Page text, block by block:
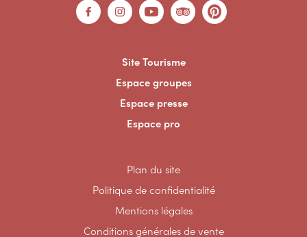
Site Tourisme
Espace groupes
Espace presse
Espace pro
Plan du site
Politique de confidentialité
Mentions légales
Conditions générales de vente